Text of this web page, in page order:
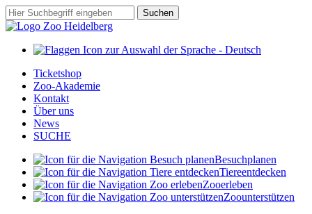
Zum
Hauptinhalt
springen
Suchbegriff Suchen
Ticketshop
Zoo-Akademie
Kontakt
Über uns
News
SUCHE
Besuchplanen
Tiereentdecken
Zooerleben
Zoounterstützen